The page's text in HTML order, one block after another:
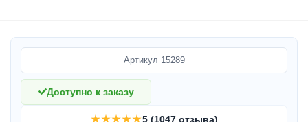
Артикул 15289
Доступно к заказу
★★★★★5 (1047 отзыва)